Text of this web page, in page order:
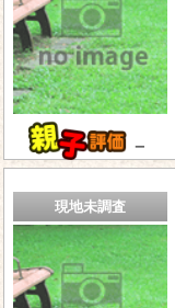
－
現地未調査